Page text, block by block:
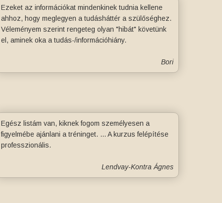
Ezeket az információkat mindenkinek tudnia kellene
ahhoz, hogy meglegyen a tudásháttér a szülőséghez.
Véleményem szerint rengeteg olyan "hibát" követünk
el, aminek oka a tudás-/információhiány.
Bori
Egész listám van, kiknek fogom személyesen a
figyelmébe ajánlani a tréninget. ... A kurzus felépítése
professzionális.
Lendvay-Kontra Ágnes